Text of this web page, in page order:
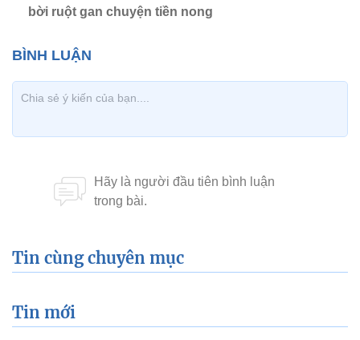
bời ruột gan chuyện tiền nong
Tin cùng chuyên mục
Tin mới